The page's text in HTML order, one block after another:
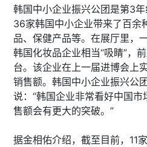
韩国中小企业振兴公团是第3年
36家韩国中小企业带来了百余
品、保健产品等。在展厅里，
韩国化妆品企业相当“吸睛”，
台。该企业在上一届进博会上
销售额。韩国中小企业振兴公
说：“韩国企业非常看好中国
售额会有更大的突破。”
据金相佑介绍，截至目前，11